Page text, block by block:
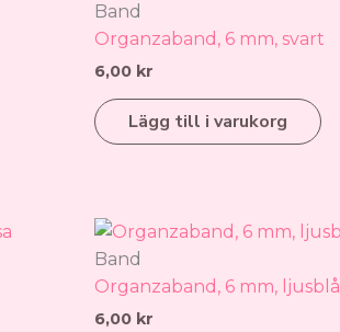
Band
Organzaband, 6 mm, svart
6,00 kr
Lägg till i varukorg
Band
Organzaband, 6 mm, ljusblå
6,00 kr